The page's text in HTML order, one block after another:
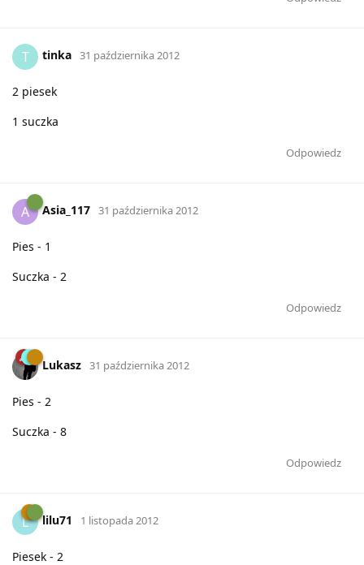
T tinka 31 października 2012
2 piesek
1 suczka
Odpowiedz
A Asia_117 31 października 2012
Pies - 1
Suczka - 2
Odpowiedz
Lukasz 31 października 2012
Pies - 2
Suczka - 8
Odpowiedz
L lilu71 1 listopada 2012
Piesek - 2